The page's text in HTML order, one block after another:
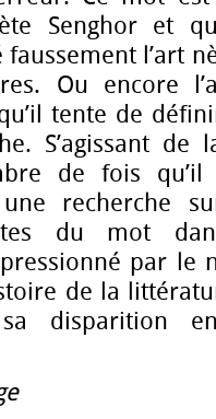
Senghor et
l’art
Ou encore
tente de
S’agissant de
de fois
recherche
du mot
par le
de la
disparition